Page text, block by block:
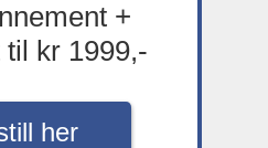
+
kr 1999,-
her